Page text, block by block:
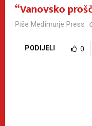
“Vanovsko
Piše Međimurje Press
PODIJELI 0